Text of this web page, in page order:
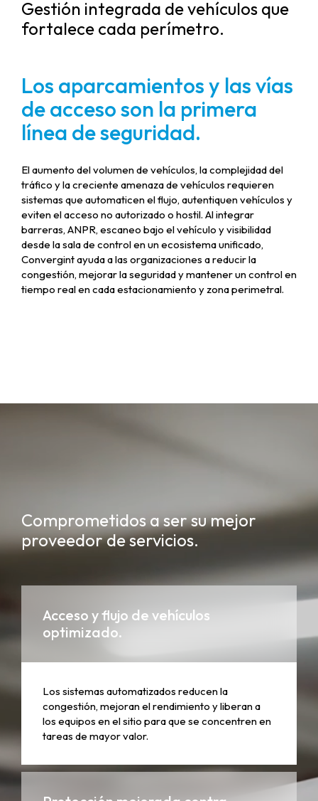
Gestión integrada de vehículos que
fortalece cada perímetro.
Los aparcamientos y las vías
de acceso son la primera
línea de seguridad.
El aumento del volumen de vehículos, la complejidad del
tráfico y la creciente amenaza de vehículos requieren
sistemas que automaticen el flujo, autentiquen vehículos y
eviten el acceso no autorizado o hostil. Al integrar
barreras, ANPR, escaneo bajo el vehículo y visibilidad
desde la sala de control en un ecosistema unificado,
Convergint ayuda a las organizaciones a reducir la
congestión, mejorar la seguridad y mantener un control en
tiempo real en cada estacionamiento y zona perimetral.
Comprometidos a ser su mejor
proveedor de servicios.
Acceso y flujo de vehículos
optimizado.
Los sistemas automatizados reducen la
congestión, mejoran el rendimiento y liberan a
los equipos en el sitio para que se concentren en
tareas de mayor valor.